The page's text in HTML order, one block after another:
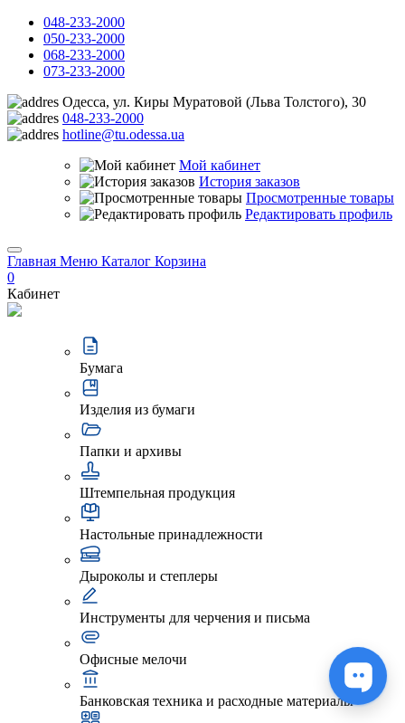
048-233-2000
050-233-2000
068-233-2000
073-233-2000
Одесса, ул. Киры Муратовой (Льва Толстого), 30
048-233-2000
hotline@tu.odessa.ua
Мой кабинет
История заказов
Просмотренные товары
Редактировать профиль
Главная Меню Каталог Корзина
0
Кабинет
Бумага
Изделия из бумаги
Папки и архивы
Штемпельная продукция
Настольные принадлежности
Дыроколы и степлеры
Инструменты для черчения и письма
Офисные мелочи
Банковская техника и расходные материалы